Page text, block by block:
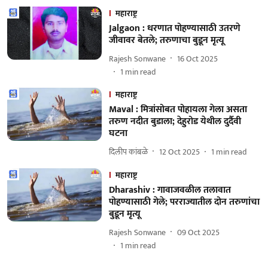
महाराष्ट्र
Jalgaon : धरणात पोहण्यासाठी उतरणे
जीवावर बेतले; तरुणाचा बुडून मृत्यू
Rajesh Sonwane
16 Oct 2025
1 min read
महाराष्ट्र
Maval : मित्रांसोबत पोहायला गेला असता
तरुण नदीत बुडाला; देहुरोड येथील दुर्दैवी
घटना
दिलीप कांबळे 12 Oct 2025 1 min read
महाराष्ट्र
Dharashiv : गावाजवळील तलावात
पोहण्यासाठी गेले; परराज्यातील दोन तरुणांचा
बुडून मृत्यू
Rajesh Sonwane
09 Oct 2025
1 min read